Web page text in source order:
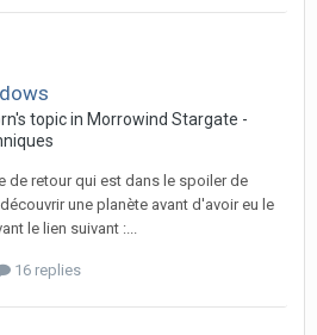
topic in Morrowind Stargate -
de retour qui est dans le spoiler de
une planète avant d'avoir eu le
le lien suivant :...
16 replies